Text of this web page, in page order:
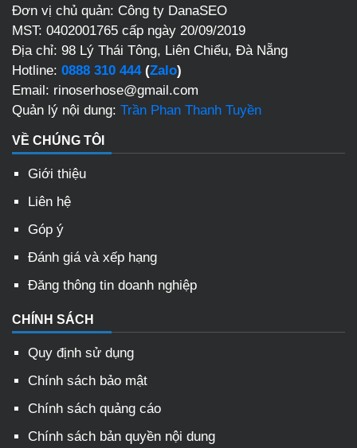
Đơn vị chủ quản: Công ty DanaSEO
MST: 0402001765 cấp ngày 20/09/2019
Địa chỉ: 98 Lý Thái Tông, Liên Chiểu, Đà Nẵng
Hotline: 0888 310 444(Zalo)
Email: rinoserhose@gmail.com
Quản lý nội dung: Trần Phan Thanh Tuyền
VỀ CHÚNG TÔI
Giới thiệu
Liên hệ
Góp ý
Đánh giá và xếp hạng
Đăng thông tin doanh nghiệp
CHÍNH SÁCH
Quy định sử dụng
Chính sách bảo mật
Chính sách quảng cáo
Chính sách bản quyền nội dung